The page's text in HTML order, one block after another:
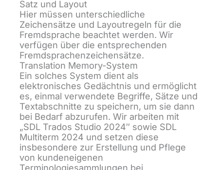
Satz und Layout
Hier müssen unterschiedliche
Zeichensätze und Layoutregeln für die
Fremdsprache beachtet werden. Wir
verfügen über die entsprechenden
Fremdsprachenzeichensätze.
Translation Memory-System
Ein solches System dient als
elektronisches Gedächtnis und ermöglicht
es, einmal verwendete Begriffe, Sätze und
Textabschnitte zu speichern, um sie dann
bei Bedarf abzurufen. Wir arbeiten mit
„SDL Trados Studio 2024″ sowie SDL
Multiterm 2024 und setzen diese
insbesondere zur Erstellung und Pflege
von kundeneigenen
Terminologiesammlungen bei